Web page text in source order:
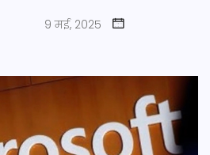
9 मई, 2025